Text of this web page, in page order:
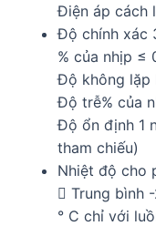
Điện áp cách
Độ chính xác
% của nhịp ≤
Độ không lặp
Độ trễ% của
Độ ổn định 1
tham chiếu)
Nhiệt độ cho
 Trung bình
° C chỉ với